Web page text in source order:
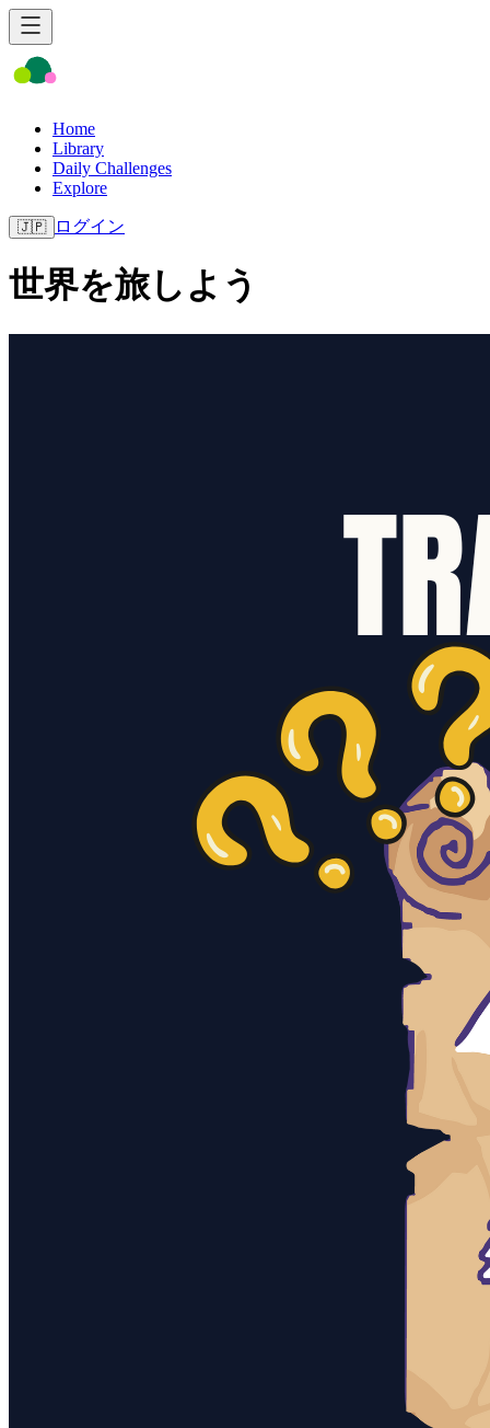
Home
Library
Daily Challenges
Explore
🇯🇵 ログイン
世界を旅しよう